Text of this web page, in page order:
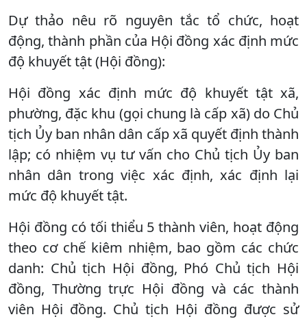
Dự thảo nêu rõ nguyên tắc tổ chức, hoạt
động, thành phần của Hội đồng xác định mức
độ khuyết tật (Hội đồng):
Hội đồng xác định mức độ khuyết tật xã,
phường, đặc khu (gọi chung là cấp xã) do Chủ
tịch Ủy ban nhân dân cấp xã quyết định thành
lập; có nhiệm vụ tư vấn cho Chủ tịch Ủy ban
nhân dân trong việc xác định, xác định lại
mức độ khuyết tật.
Hội đồng có tối thiểu 5 thành viên, hoạt động
theo cơ chế kiêm nhiệm, bao gồm các chức
danh: Chủ tịch Hội đồng, Phó Chủ tịch Hội
đồng, Thường trực Hội đồng và các thành
viên Hội đồng. Chủ tịch Hội đồng được sử